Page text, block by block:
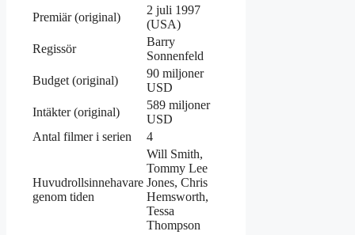
Premiär (original)
2 juli 1997
(USA)
Regissör
Barry
Sonnenfeld
Budget (original)
90 miljoner
USD
Intäkter (original)
589 miljoner
USD
Antal filmer i serien
4
Huvudrollsinnehavare
genom tiden
Will Smith,
Tommy Lee
Jones, Chris
Hemsworth,
Tessa
Thompson